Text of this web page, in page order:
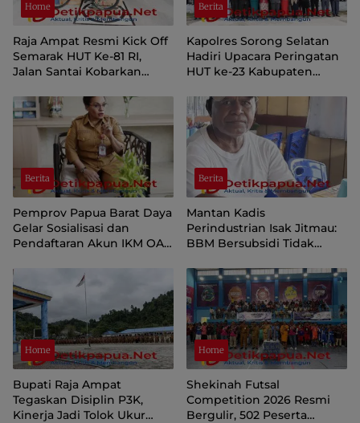
Home
Raja Ampat Resmi Kick Off
Semarak HUT Ke-81 RI,
Jalan Santai Kobarkan
Nasionalisme
Berita
Kapolres Sorong Selatan
Hadiri Upacara Peringatan
HUT ke-23 Kabupaten
Berita
Pemprov Papua Barat Daya
Gelar Sosialisasi dan
Pendaftaran Akun IKM OAP
Berita
Mantan Kadis
Perindustrian Isak Jitmau:
BBM Bersubsidi Tidak
Distribusi Perlu Diperkuat
Home
Bupati Raja Ampat
Tegaskan Disiplin P3K,
Kinerja Jadi Tolok Ukur
Home
Shekinah Futsal
Competition 2026 Resmi
Bergulir, 502 Peserta